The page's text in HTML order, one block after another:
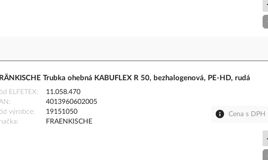
Trubka ohebná KABUFLEX R 50, bezhalogenová, PE-HD, rudá
ELFETEX
11.058.470
4013960602005
výrobce
19151050
FRAENKISCHE
Cena s DPH